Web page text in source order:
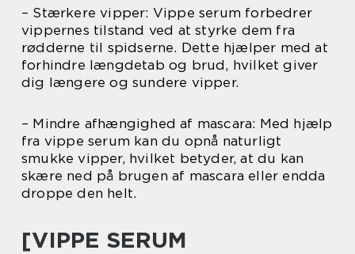
– Stærkere vipper: Vippe serum forbedrer
vippernes tilstand ved at styrke dem fra
rødderne til spidserne. Dette hjælper med at
forhindre længdetab og brud, hvilket giver
dig længere og sundere vipper.
– Mindre afhængighed af mascara: Med hjælp
fra vippe serum kan du opnå naturligt
smukke vipper, hvilket betyder, at du kan
skære ned på brugen af mascara eller endda
droppe den helt.
[VIPPE SERUM